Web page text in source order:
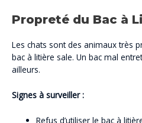
Propreté du Bac à
Les chats sont des animaux très
bac à litière sale. Un bac mal
ailleurs.
Signes à surveiller :
Refus d’utiliser le bac à